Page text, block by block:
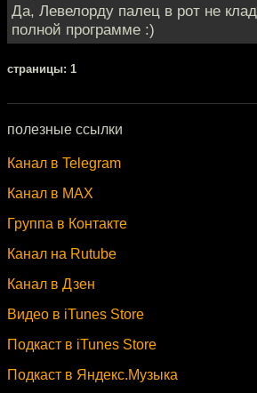
Да, Левелорду палец в рот не
полной программе :)
cтраницы: 1
полезные ссылки
Канал в Telegram
Канал в MAX
Группа в Контакте
Канал на Rutube
Канал в Дзен
Видео в iTunes Store
Подкаст в iTunes Store
Подкаст в Яндекс.Музыка